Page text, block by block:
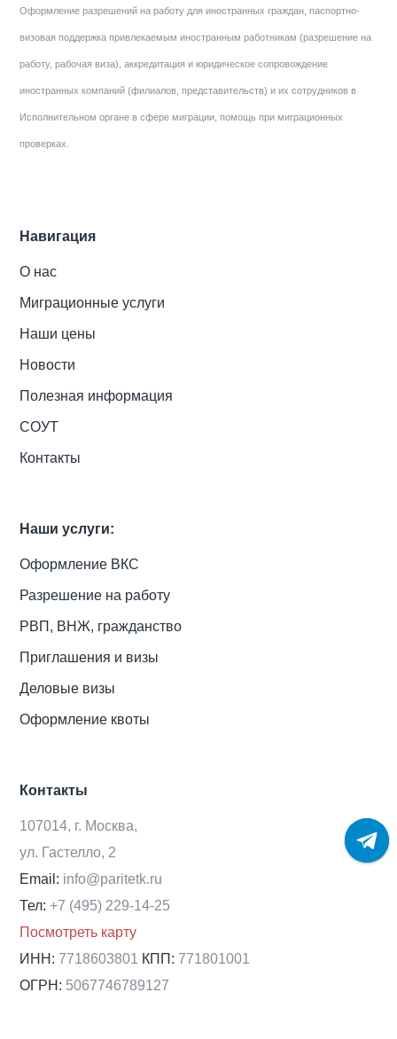
Оформление разрешений на работу для иностранных граждан, паспортно-
визовая поддержка привлекаемым иностранным работникам (разрешение на
работу, рабочая виза), аккредитация и юридическое сопровождение
иностранных компаний (филиалов, представительств) и их сотрудников в
Исполнительном органе в сфере миграции, помощь при миграционных
проверках.
Навигация
О нас
Миграционные услуги
Наши цены
Новости
Полезная информация
СОУТ
Контакты
Наши услуги:
Оформление ВКС
Разрешение на работу
РВП, ВНЖ, гражданство
Приглашения и визы
Деловые визы
Оформление квоты
Контакты
107014, г. Москва,
ул. Гастелло, 2
Email: info@paritetk.ru
Тел: +7 (495) 229-14-25
Посмотреть карту
ИНН: 7718603801 КПП: 771801001
ОГРН: 5067746789127